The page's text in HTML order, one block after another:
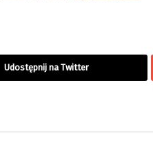
Udostępnij na Twitter